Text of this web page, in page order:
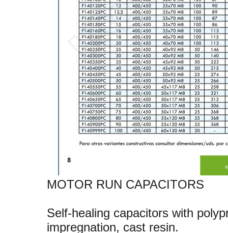
MOTOR RUN CAPACITORS
Self-healing capacitors with
impregnation, cast resin.